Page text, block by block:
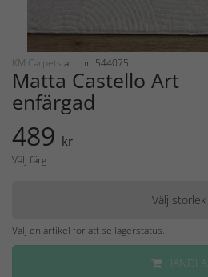
KM Carpets art. nr: 544075
Matta Castello Art
enfärgad
489 kr
Välj färg
Välj storlek
Välj en artikel för att se lagerstatus.
HANDLA